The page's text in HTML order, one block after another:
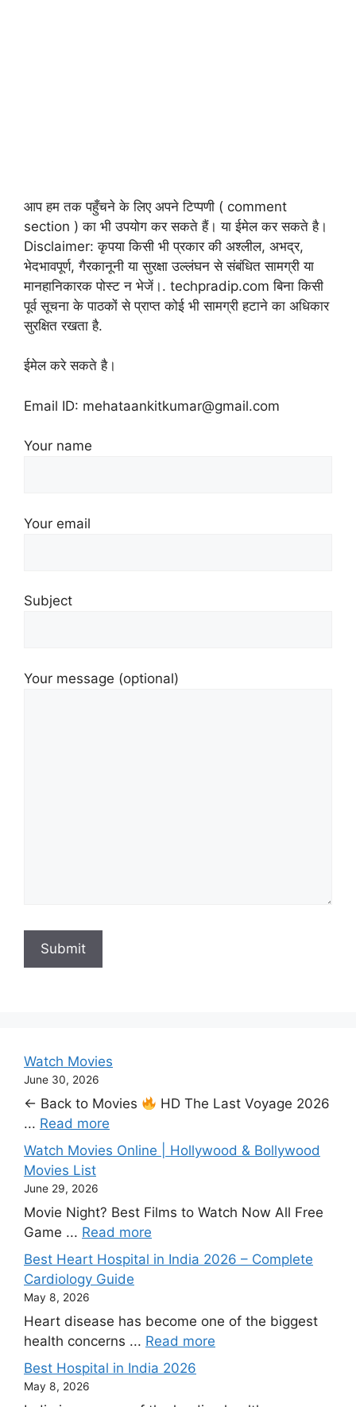
आप हम तक पहुँचने के लिए अपने टिप्पणी ( comment
section ) का भी उपयोग कर सकते हैं। या ईमेल कर सकते है।
Disclaimer: कृपया किसी भी प्रकार की अश्लील, अभद्र,
भेदभावपूर्ण, गैरकानूनी या सुरक्षा उल्लंघन से संबंधित सामग्री या
मानहानिकारक पोस्ट न भेजें।. techpradip.com बिना किसी
पूर्व सूचना के पाठकों से प्राप्त कोई भी सामग्री हटाने का अधिकार
सुरक्षित रखता है.
ईमेल करे सकते है।
Email ID: mehataankitkumar@gmail.com
Your name
Your email
Subject
Your message (optional)
Watch Movies
June 30, 2026
← Back to Movies
HD The Last Voyage 2026
... Read more
Watch Movies Online | Hollywood & Bollywood
Movies List
June 29, 2026
Movie Night? Best Films to Watch Now All Free
Game ... Read more
Best Heart Hospital in India 2026 – Complete
Cardiology Guide
May 8, 2026
Heart disease has become one of the biggest
health concerns ... Read more
Best Hospital in India 2026
May 8, 2026